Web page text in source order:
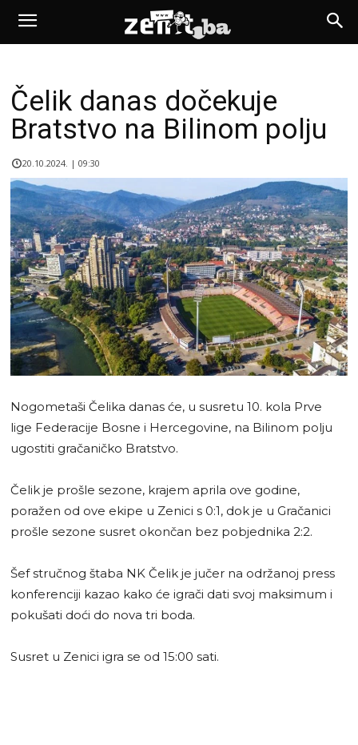
Čelik danas dočekuje
Bratstvo na Bilinom polju
20.10.2024. | 09:30
Nogometaši Čelika danas će, u susretu 10. kola Prve
lige Federacije Bosne i Hercegovine, na Bilinom polju
ugostiti gračaničko Bratstvo.
Čelik je prošle sezone, krajem aprila ove godine,
poražen od ove ekipe u Zenici s 0:1, dok je u Gračanici
prošle sezone susret okončan bez pobjednika 2:2.
Šef stručnog štaba NK Čelik je jučer na održanoj press
konferenciji kazao kako će igrači dati svoj maksimum i
pokušati doći do nova tri boda.
Susret u Zenici igra se od 15:00 sati.